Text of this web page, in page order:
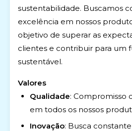
sustentabilidade. Buscamos
excelência em nossos
objetivo de superar as
clientes e contribuir para um
sustentável.
Valores
Qualidade: Compromisso
em todos os nossos
Inovação: Busca